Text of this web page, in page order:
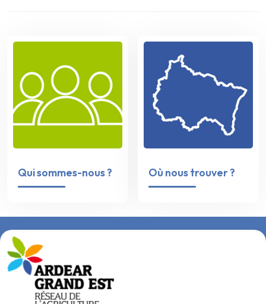
Qui sommes-nous ? Où nous trouver ?